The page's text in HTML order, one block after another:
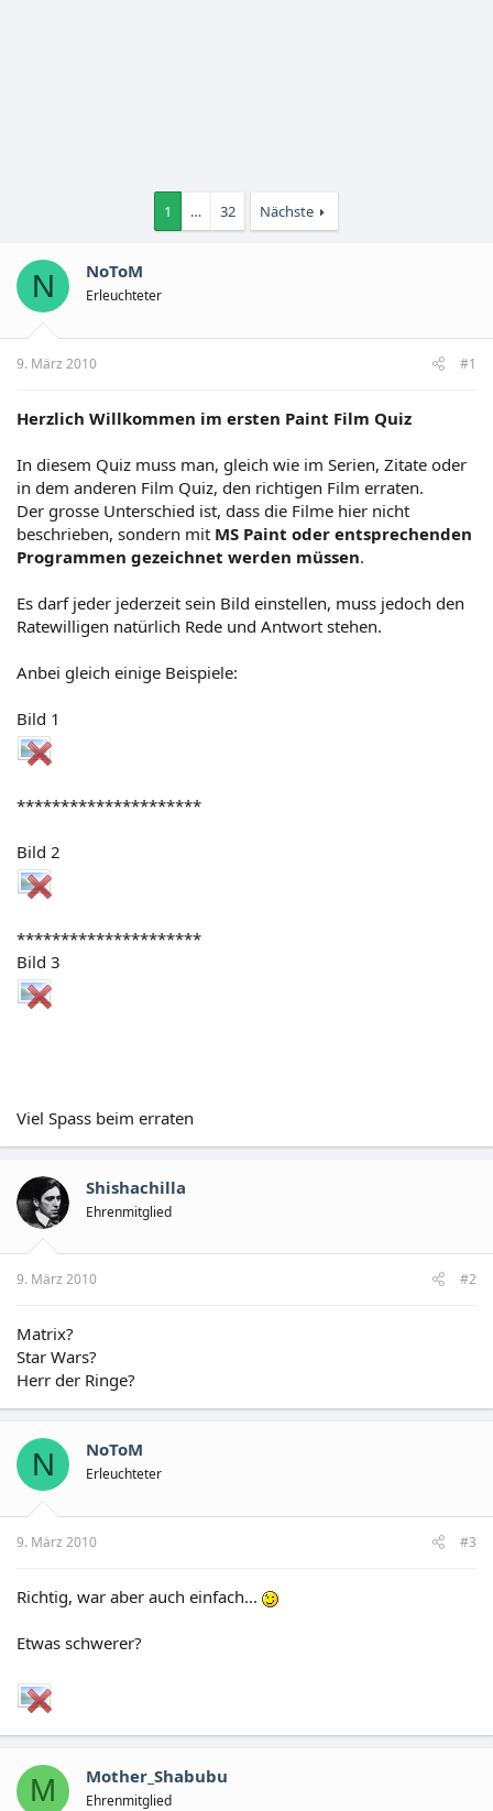
1 … 32 Nächste
N NoToM
Erleuchteter
9. März 2010 #1
Herzlich Willkommen im ersten Paint Film Quiz
In diesem Quiz muss man, gleich wie im Serien, Zitate oder
in dem anderen Film Quiz, den richtigen Film erraten.
Der grosse Unterschied ist, dass die Filme hier nicht
beschrieben, sondern mit MS Paint oder entsprechenden
Programmen gezeichnet werden müssen.
Es darf jeder jederzeit sein Bild einstellen, muss jedoch den
Ratewilligen natürlich Rede und Antwort stehen.
Anbei gleich einige Beispiele:
Bild 1
*********************
Bild 2
*********************
Bild 3
Viel Spass beim erraten
Shishachilla
Ehrenmitglied
9. März 2010 #2
Matrix?
Star Wars?
Herr der Ringe?
N NoToM
Erleuchteter
9. März 2010 #3
Richtig, war aber auch einfach...
Etwas schwerer?
M Mother_Shabubu
Ehrenmitglied